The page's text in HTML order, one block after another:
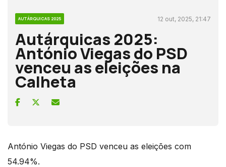
AUTÁRQUICAS 2025 12 out, 2025, 21:47
Autárquicas 2025:
António Viegas do PSD
venceu as eleições na
Calheta
António Viegas do PSD venceu as eleições com
54.94%.